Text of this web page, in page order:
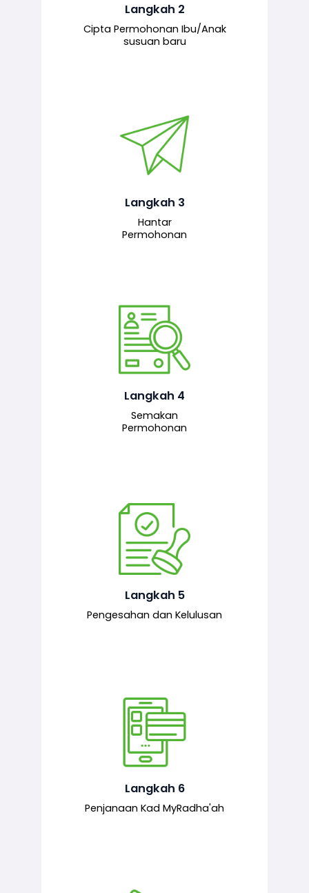
Langkah 2
Cipta Permohonan Ibu/Anak
susuan baru
baharu melalui sistem.
Langkah 3
Hantar
Permohonan
Permohonan yang lengkap dihantar
untuk proses semakan dan
bertanggungjawab.
Langkah 4
Semakan
Permohonan
Pegawai penyemak menyemak
maklumat yang dikemukakan. Jika
semua maklumat adalah lengkap dan
kepada pegawai pelulus untuk
tindakan seterusnya.
Langkah 5
Pengesahan dan Kelulusan
Pegawai pelulus menilai permohonan
dan memberi pengesahan serta
kelulusan akhir sekiranya semuanya
mematuhi syarat ditetapkan.
Langkah 6
Penjanaan Kad MyRadha'ah
Setelah permohonan diluluskan, kad
MyRadha’ah akan dijana.